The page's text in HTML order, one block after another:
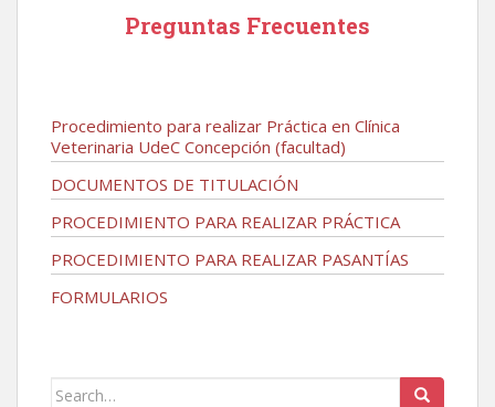
Preguntas Frecuentes
Procedimiento para realizar Práctica en Clínica
Veterinaria UdeC Concepción (facultad)
DOCUMENTOS DE TITULACIÓN
PROCEDIMIENTO PARA REALIZAR PRÁCTICA
PROCEDIMIENTO PARA REALIZAR PASANTÍAS
FORMULARIOS
Search